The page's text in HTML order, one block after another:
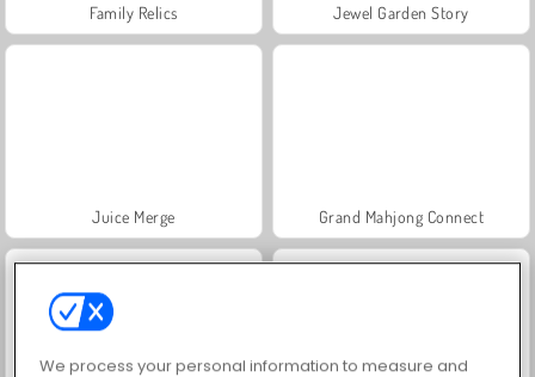
Family Relics Jewel Garden Story
Juice Merge Grand Mahjong Connect
We process your personal information to measure and